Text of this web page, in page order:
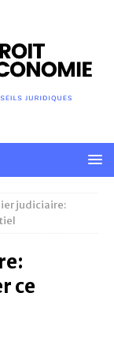
judiciaire:
ce